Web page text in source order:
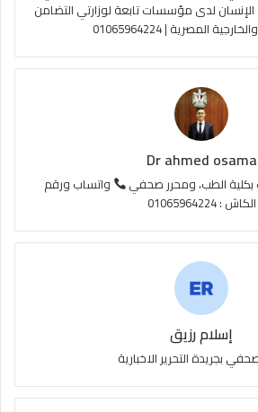
م
و
ق
ع
R
S
S
لدى مؤسسات تابعة لوزارتي التضامن
المصرية | 01065964224
Dr ahmed osama
الطب، ومحرر صحفي
واتساب ورقم
الكاش : 01065964224
إسلام رزيق
بجريدة التحرير الاخبارية